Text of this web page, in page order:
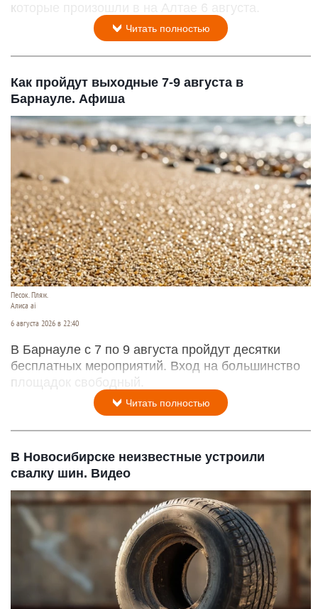
которые произошли в на Алтае 6 августа.
Читать полностью
Как пройдут выходные 7-9 августа в
Барнауле. Афиша
Песок. Пляж.
Алиса ai
6 августа 2026 в 22:40
В Барнауле с 7 по 9 августа пройдут десятки
бесплатных мероприятий. Вход на большинство
площадок свободный.
Читать полностью
В Новосибирске неизвестные устроили
свалку шин. Видео